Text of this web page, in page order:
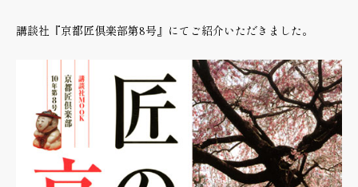
講談社『京都匠倶楽部第8号』にてご紹介いただきました。